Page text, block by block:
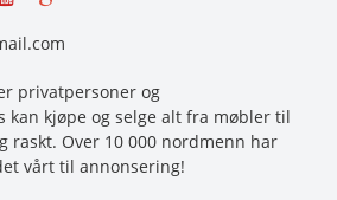
privatpersoner og
kjøpe og selge alt fra møbler til
raskt. Over 10 000 nordmenn har
vårt til annonsering!